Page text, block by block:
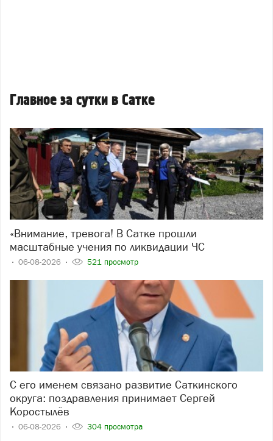
Главное за сутки в Сатке
«Внимание, тревога! В Сатке прошли
масштабные учения по ликвидации ЧС
06-08-2026 521 просмотр
С его именем связано развитие Саткинского
округа: поздравления принимает Сергей
Коростылёв
06-08-2026 304 просмотра